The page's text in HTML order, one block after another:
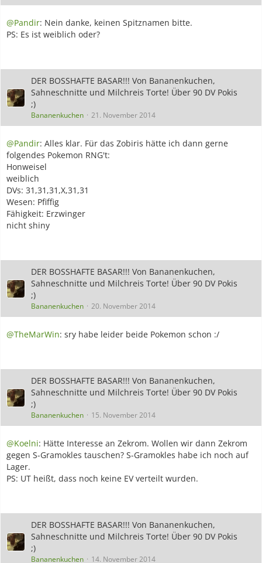
@Pandir: Nein danke, keinen Spitznamen bitte.
PS: Es ist weiblich oder?
DER BOSSHAFTE BASAR!!! Von Bananenkuchen,
Sahneschnitte und Milchreis Torte! Über 90 DV Pokis
;)
Bananenkuchen 21. November 2014
@Pandir: Alles klar. Für das Zobiris hätte ich dann gerne
folgendes Pokemon RNG't:
Honweisel
weiblich
DVs: 31,31,31,X,31,31
Wesen: Pfiffig
Fähigkeit: Erzwinger
nicht shiny
DER BOSSHAFTE BASAR!!! Von Bananenkuchen,
Sahneschnitte und Milchreis Torte! Über 90 DV Pokis
;)
Bananenkuchen 20. November 2014
@TheMarWin: sry habe leider beide Pokemon schon :/
DER BOSSHAFTE BASAR!!! Von Bananenkuchen,
Sahneschnitte und Milchreis Torte! Über 90 DV Pokis
;)
Bananenkuchen 15. November 2014
@Koelni: Hätte Interesse an Zekrom. Wollen wir dann Zekrom
gegen S-Gramokles tauschen? S-Gramokles habe ich noch auf
Lager.
PS: UT heißt, dass noch keine EV verteilt wurden.
DER BOSSHAFTE BASAR!!! Von Bananenkuchen,
Sahneschnitte und Milchreis Torte! Über 90 DV Pokis
;)
Bananenkuchen 14. November 2014